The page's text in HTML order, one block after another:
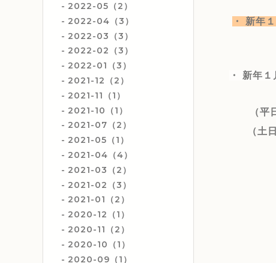
2022-05（2）
2022-04（3）
2022-03（3）
2022-02（3）
2022-01（3）
2021-12（2）
2021-11（1）
2021-10（1）
2021-07（2）
2021-05（1）
2021-04（4）
2021-03（2）
2021-02（3）
2021-01（2）
2020-12（1）
2020-11（2）
2020-10（1）
2020-09（1）
・ 新年
・ 新年
（平
（土